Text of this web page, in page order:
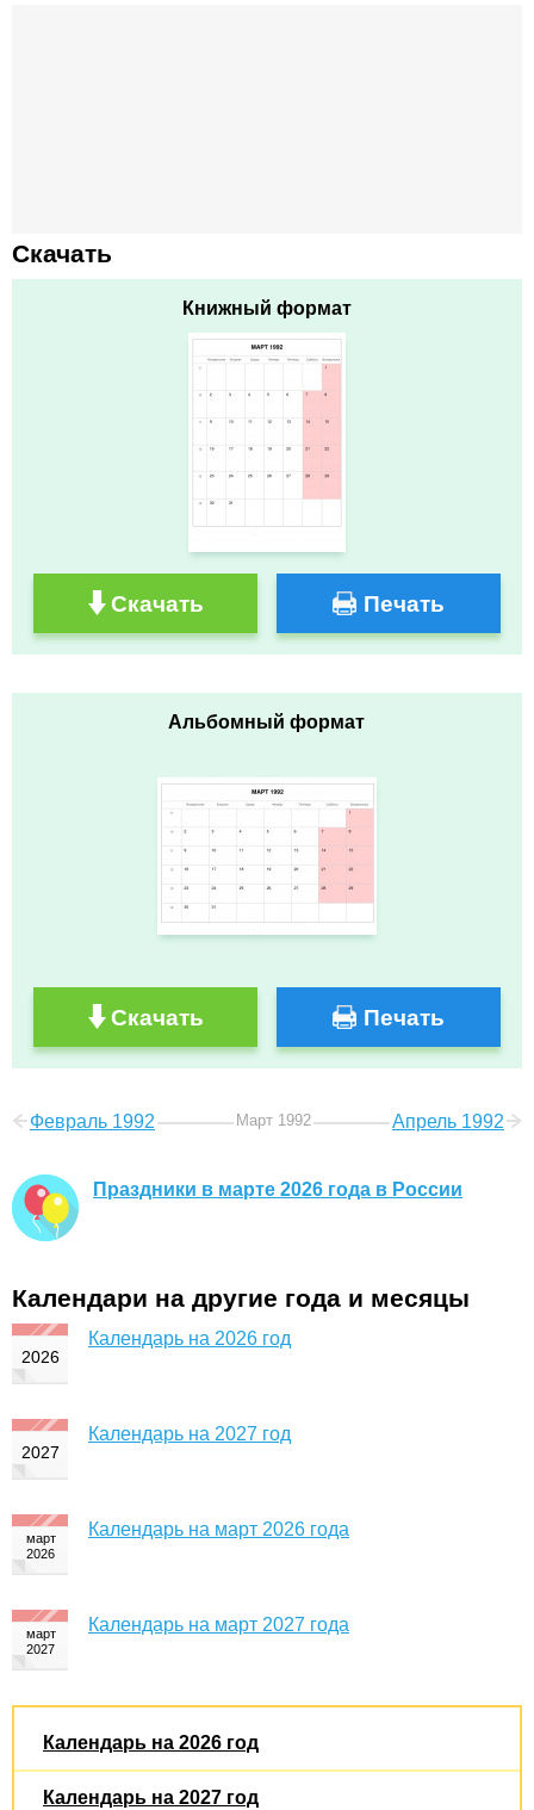
Скачать
Книжный формат
Скачать Печать
Альбомный формат
Скачать Печать
Февраль 1992 Март 1992 Апрель 1992
Праздники в марте 2026 года в России
Календари на другие года и месяцы
Календарь на 2026 год
Календарь на 2027 год
Календарь на март 2026 года
Календарь на март 2027 года
Календарь на 2026 год
Календарь на 2027 год